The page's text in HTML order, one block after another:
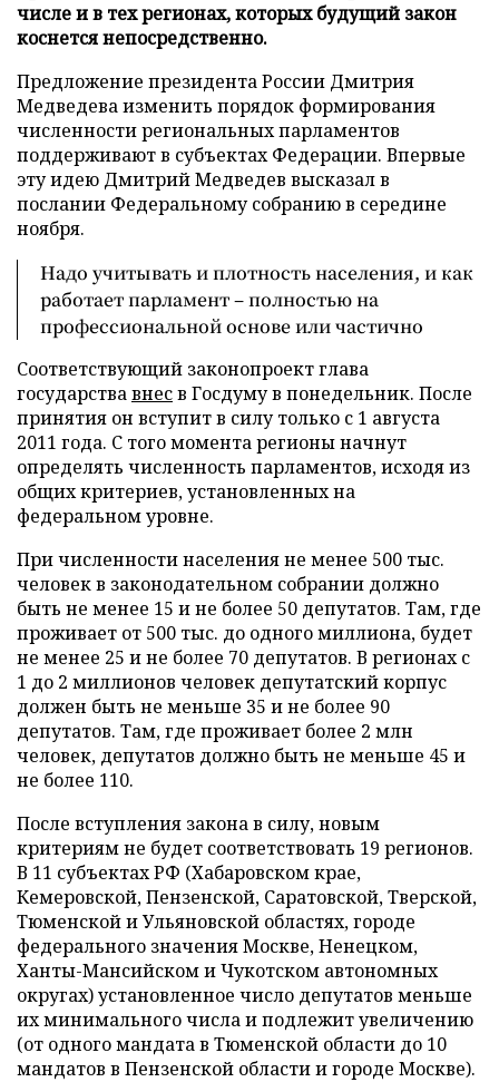
числе и в тех регионах, которых будущий закон
коснется непосредственно.
Предложение президента России Дмитрия
Медведева изменить порядок формирования
численности региональных парламентов
поддерживают в субъектах Федерации. Впервые
эту идею Дмитрий Медведев высказал в
послании Федеральному собранию в середине
ноября.
Надо учитывать и плотность населения, и как
работает парламент – полностью на
профессиональной основе или частично
Соответствующий законопроект глава
государствавнесв Госдуму в понедельник. После
принятия он вступит в силу только с 1 августа
2011 года. С того момента регионы начнут
определять численность парламентов, исходя из
общих критериев, установленных на
федеральном уровне.
При численности населения не менее 500 тыс.
человек в законодательном собрании должно
быть не менее 15 и не более 50 депутатов. Там, где
проживает от 500 тыс. до одного миллиона, будет
не менее 25 и не более 70 депутатов. В регионах с
1 до 2 миллионов человек депутатский корпус
должен быть не меньше 35 и не более 90
депутатов. Там, где проживает более 2 млн
человек, депутатов должно быть не меньше 45 и
не более 110.
После вступления закона в силу, новым
критериям не будет соответствовать 19 регионов.
В 11 субъектах РФ (Хабаровском крае,
Кемеровской, Пензенской, Саратовской, Тверской,
Тюменской и Ульяновской областях, городе
федерального значения Москве, Ненецком,
Ханты-Мансийском и Чукотском автономных
округах) установленное число депутатов меньше
их минимального числа и подлежит увеличению
(от одного мандата в Тюменской области до 10
мандатов в Пензенской области и городе Москве).